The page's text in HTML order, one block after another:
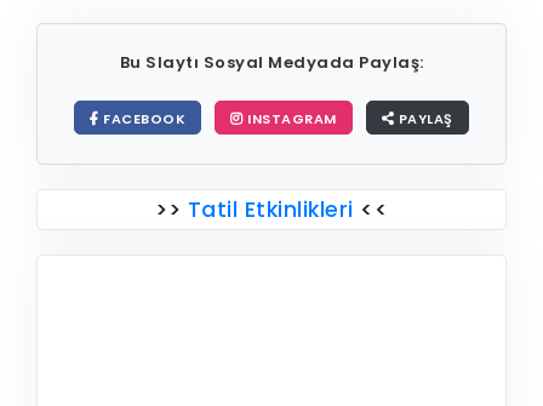
Bu Slaytı Sosyal Medyada Paylaş:
FACEBOOK INSTAGRAM PAYLAŞ
>> Tatil Etkinlikleri <<